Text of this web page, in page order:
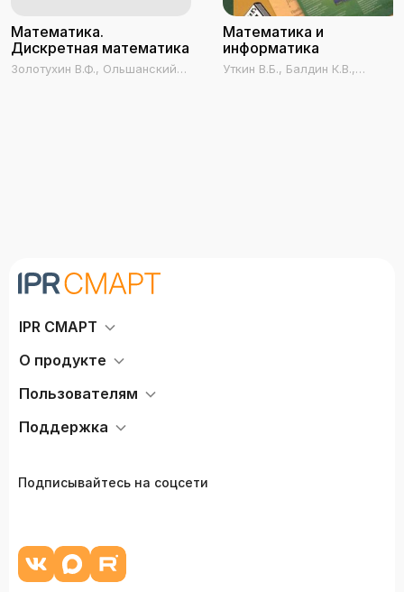
Математика.
Дискретная математика
Золотухин В.Ф., Ольшанский
Математика и
информатика
Уткин В.Б., Балдин К.В.,
IPR СМАРТ
О продукте
Пользователям
Поддержка
Подписывайтесь на соцсети